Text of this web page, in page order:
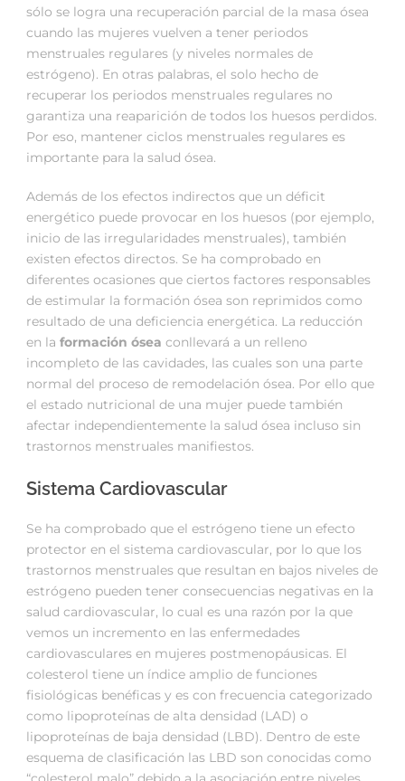
sólo se logra una recuperación parcial de la masa ósea
cuando las mujeres vuelven a tener periodos
menstruales regulares (y niveles normales de
estrógeno). En otras palabras, el solo hecho de
recuperar los periodos menstruales regulares no
garantiza una reaparición de todos los huesos perdidos.
Por eso, mantener ciclos menstruales regulares es
importante para la salud ósea.
Además de los efectos indirectos que un déficit
energético puede provocar en los huesos (por ejemplo,
inicio de las irregularidades menstruales), también
existen efectos directos. Se ha comprobado en
diferentes ocasiones que ciertos factores responsables
de estimular la formación ósea son reprimidos como
resultado de una deficiencia energética. La reducción
en la formación ósea conllevará a un relleno
incompleto de las cavidades, las cuales son una parte
normal del proceso de remodelación ósea. Por ello que
el estado nutricional de una mujer puede también
afectar independientemente la salud ósea incluso sin
trastornos menstruales manifiestos.
Sistema Cardiovascular
Se ha comprobado que el estrógeno tiene un efecto
protector en el sistema cardiovascular, por lo que los
trastornos menstruales que resultan en bajos niveles de
estrógeno pueden tener consecuencias negativas en la
salud cardiovascular, lo cual es una razón por la que
vemos un incremento en las enfermedades
cardiovasculares en mujeres postmenopáusicas. El
colesterol tiene un índice amplio de funciones
fisiológicas benéficas y es con frecuencia categorizado
como lipoproteínas de alta densidad (LAD) o
lipoproteínas de baja densidad (LBD). Dentro de este
esquema de clasificación las LBD son conocidas como